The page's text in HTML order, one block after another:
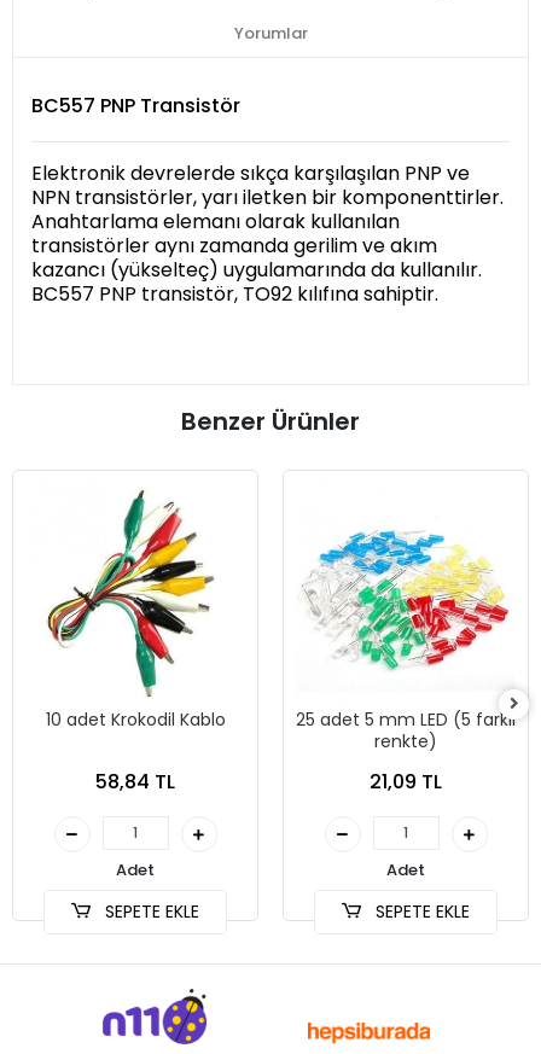
Yorumlar
BC557 PNP Transistör
Elektronik devrelerde sıkça karşılaşılan PNP ve
NPN transistörler, yarı iletken bir komponenttirler.
Anahtarlama elemanı olarak kullanılan
transistörler aynı zamanda gerilim ve akım
kazancı (yükselteç) uygulamarında da kullanılır.
BC557 PNP transistör, TO92 kılıfına sahiptir.
Benzer Ürünler
10 adet Krokodil Kablo
58,84 TL
Adet
SEPETE EKLE
25 adet 5 mm LED (5 farklı
renkte)
21,09 TL
Adet
SEPETE EKLE